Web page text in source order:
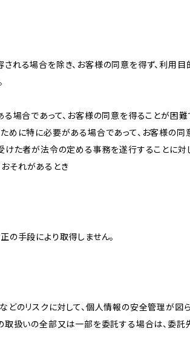
れる場合を除き、お客様の同意を得ず、利用
場合であって、お客様の同意を得ることが困
めに特に必要がある場合であって、お客様の
けた者が法令の定める事務を遂行することに
それがあるとき
の手段により取得しません。
どのリスクに対して、個人情報の安全管理が図
取扱いの全部又は一部を委託する場合は、委